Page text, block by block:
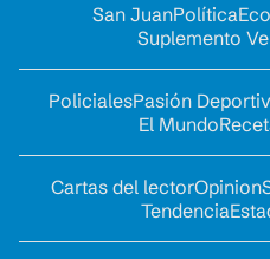
San JuanPolítica
Suplemento
PolicialesPasión
El Mundo
Cartas del lectorOpinion
Tendencia